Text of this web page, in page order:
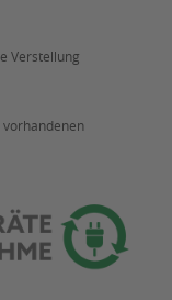
Verstellung
vorhandenen